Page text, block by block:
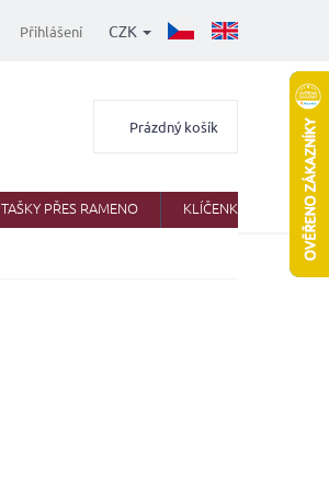
CZK
Přihlášení
Nákupní
Prázdný košík
TAŠKY PŘES RAMENO KLÍČENKY